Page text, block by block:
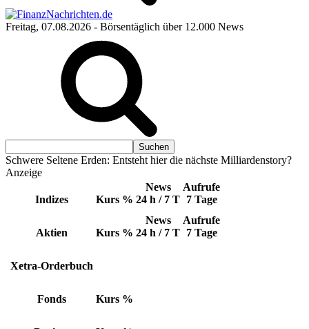
Freitag, 07.08.2026 - Börsentäglich über 12.000 News
Schwere Seltene Erden: Entsteht hier die nächste Milliardenstory?
Anzeige
Indizes Kurs %
News
24 h / 7 T
Aufrufe
7 Tage
Aktien Kurs %
News
24 h / 7 T
Aufrufe
7 Tage
Xetra-Orderbuch
Fonds Kurs %